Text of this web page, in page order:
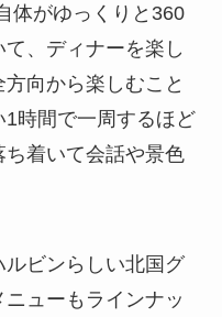
体がゆっくりと360
、ディナーを楽し
向から楽しむこと
時間で一周するほど
着いて会話や景色
ビンらしい北国グ
ューもラインナッ